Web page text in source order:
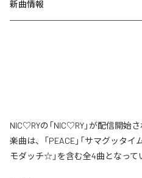
新曲情報
NIC♡RYの「NIC♡RY」が配信開始
楽曲は、「PEACE」「サマグッタイ
モダッチ☆」を含む全4曲となって